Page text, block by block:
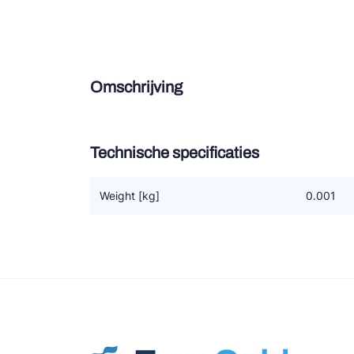
Omschrijving
Technische specificaties
Weight [kg] 0.001